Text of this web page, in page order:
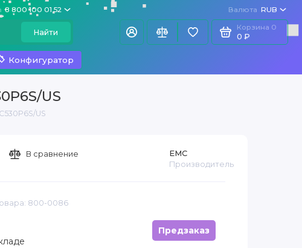
8 800 100 01 52 Валюта RUB
Найти
Корзина 0
0 ₽
Конфигуратор
US
US
800-0086
EMC
Производитель
Предзаказ
В сравнение